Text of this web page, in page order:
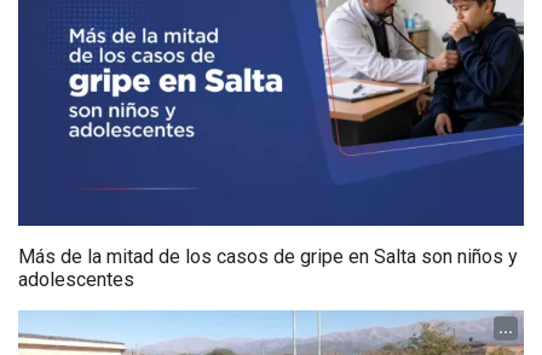
Más de la mitad de los casos de gripe en Salta son niños y
adolescentes
...